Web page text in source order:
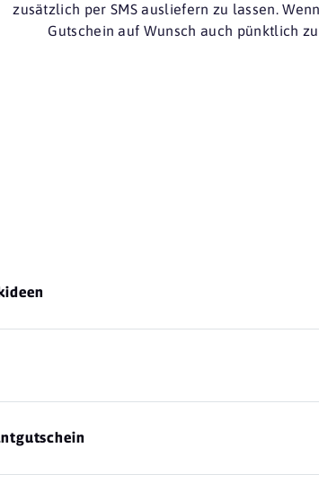
zusätzlich per SMS ausliefern zu lassen.
Gutschein auf Wunsch auch pünktlich